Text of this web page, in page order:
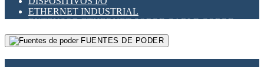
RELÉS DE ESTADO SÓLIDO SSR
RELÉS INDUSTRIALES
RELÉS MINIATURA DE POTENCIA
SENSORES MAGNÉTICOS
ETHERNET INDUSTRIAL
EXTENSOR ETHERNET SOBRE CABLE COBRE
GATEWAY LORAWAN
GESTIÓN DE REDESFUENTES DE PODER